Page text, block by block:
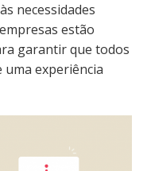
necessidades
estão
garantir que todos
experiência